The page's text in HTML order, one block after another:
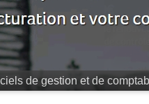
la-loi", cela va vous coûter